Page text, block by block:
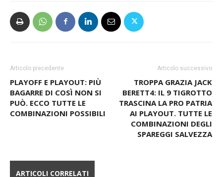
Articolo precedente
PLAYOFF E PLAYOUT: PIÙ
BAGARRE DI COSÌ NON SI
PUÒ. ECCO TUTTE LE
COMBINAZIONI POSSIBILI
Articolo successivo
TROPPA GRAZIA JACK
BERETT4: IL 9 TIGROTTO
TRASCINA LA PRO PATRIA
AI PLAYOUT. TUTTE LE
COMBINAZIONI DEGLI
SPAREGGI SALVEZZA
ARTICOLI CORRELATI